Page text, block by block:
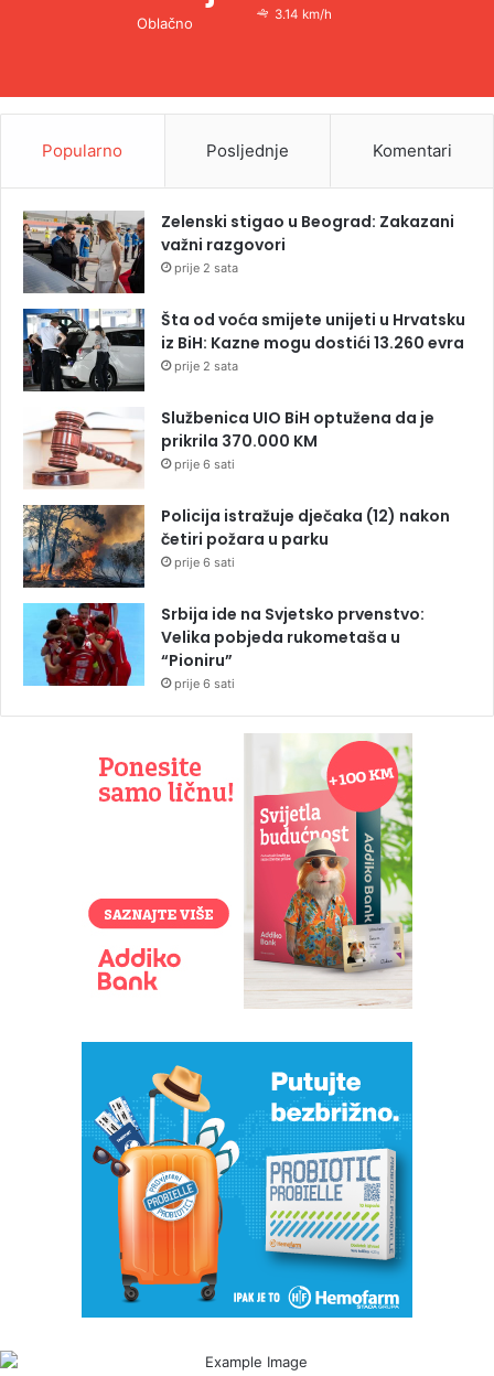
Oblačno
3.14 km/h
Popularno Posljednje Komentari
Zelenski stigao u Beograd: Zakazani
važni razgovori
prije 2 sata
Šta od voća smijete unijeti u Hrvatsku
iz BiH: Kazne mogu dostići 13.260 evra
prije 2 sata
Službenica UIO BiH optužena da je
prikrila 370.000 KM
prije 6 sati
Policija istražuje dječaka (12) nakon
četiri požara u parku
prije 6 sati
Srbija ide na Svjetsko prvenstvo:
Velika pobjeda rukometaša u
“Pioniru”
prije 6 sati